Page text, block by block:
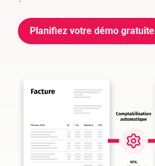
Planifiez votre démo gratuite